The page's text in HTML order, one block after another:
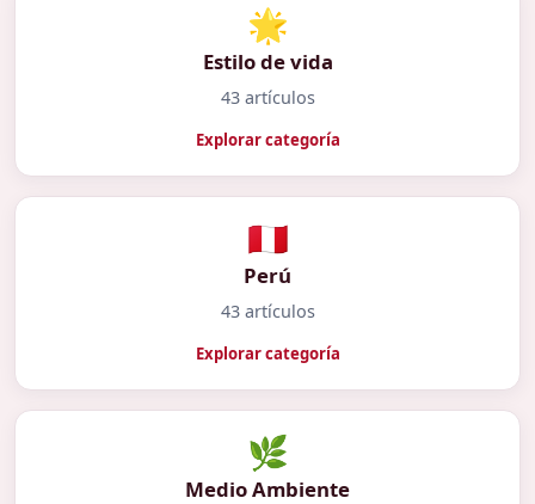
🌟
Estilo de vida
43 artículos
Explorar categoría
🇵🇪
Perú
43 artículos
Explorar categoría
🌿
Medio Ambiente